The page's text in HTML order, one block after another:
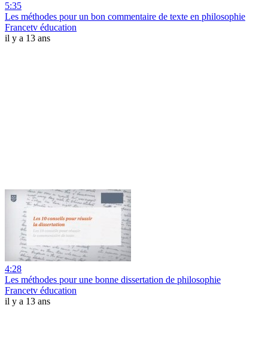
5:35
Les méthodes pour un bon commentaire de texte en philosophie
Francetv éducation
il y a 13 ans
4:28
Les méthodes pour une bonne dissertation de philosophie
Francetv éducation
il y a 13 ans